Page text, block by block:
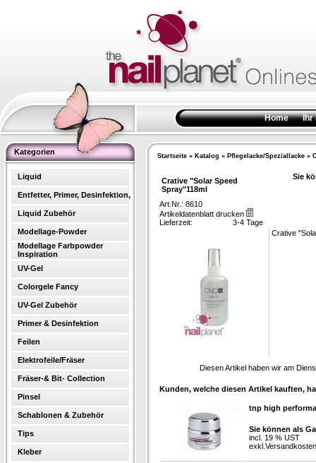
Home Ihr
Kategorien
Liquid
Entfetter, Primer, Desinfektion,
Liquid Zubehör
Modellage-Powder
Modellage Farbpowder
Inspiration
UV-Gel
Colorgele Fancy
UV-Gel Zubehör
Primer & Desinfektion
Feilen
Elektrofeile/Fräser
Fräser-& Bit- Collection
Pinsel
Schablonen & Zubehör
Tips
Kleber
Startseite » Katalog » Pflegelacke/Speziallacke »
Crative "Solar Speed
Spray"118ml
Sie
Art.Nr.: 8610
Artikeldatenblatt drucken
Lieferzeit:
3-4 Tage
Crative
Diesen Artikel haben wir am
Kunden, welche diesen Artikel kauften,
tnp high
Sie können als
incl. 19 % UST
exkl. Versandkosten